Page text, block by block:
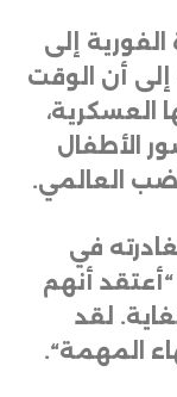
إلى
إلى أن الوقت
العسكرية،
الأطفال
العالمي.
في
أنهم
لقد
المهمة“.